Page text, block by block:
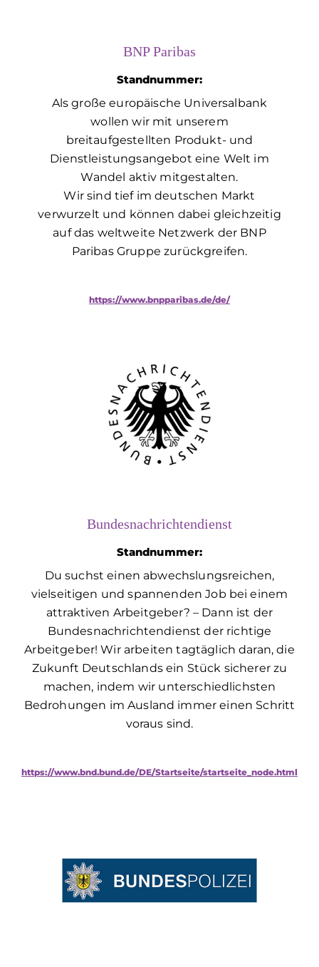
BNP Paribas
Standnummer:
Als große europäische Universalbank
wollen wir mit unserem
breitaufgestellten Produkt- und
Dienstleistungsangebot eine Welt im
Wandel aktiv mitgestalten.
Wir sind tief im deutschen Markt
verwurzelt und können dabei gleichzeitig
auf das weltweite Netzwerk der BNP
Paribas Gruppe zurückgreifen.
https://www.bnpparibas.de/de/
Bundesnachrichtendienst
Standnummer:
Du suchst einen abwechslungsreichen,
vielseitigen und spannenden Job bei einem
attraktiven Arbeitgeber? – Dann ist der
Bundesnachrichtendienst der richtige
Arbeitgeber! Wir arbeiten tagtäglich daran, die
Zukunft Deutschlands ein Stück sicherer zu
machen, indem wir unterschiedlichsten
Bedrohungen im Ausland immer einen Schritt
voraus sind.
https://www.bnd.bund.de/DE/Startseite/startseite_node.html